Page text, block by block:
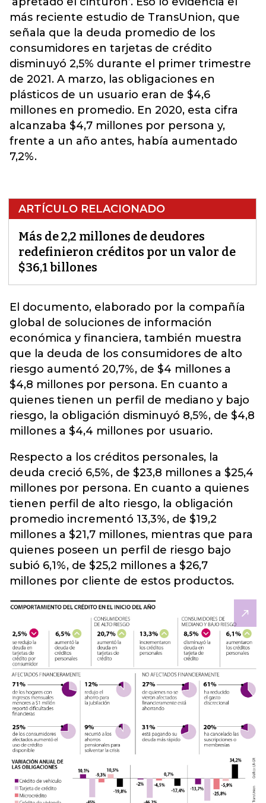
más reciente estudio de TransUnion, que
señala que la deuda promedio de los
consumidores en tarjetas de crédito
disminuyó 2,5% durante el primer trimestre
de 2021. A marzo, las obligaciones en
plásticos de un usuario eran de $4,6
millones en promedio. En 2020, esta cifra
alcanzaba $4,7 millones por persona y,
frente a un año antes, había aumentado
7,2%.
ARTÍCULO RELACIONADO
Más de 2,2 millones de deudores
redefinieron créditos por un valor de
$36,1 billones
El documento, elaborado por la compañía
global de soluciones de información
económica y financiera, también muestra
que la deuda de los consumidores de alto
riesgo aumentó 20,7%, de $4 millones a
$4,8 millones por persona. En cuanto a
quienes tienen un perfil de mediano y bajo
riesgo, la obligación disminuyó 8,5%, de $4,8
millones a $4,4 millones por usuario.
Respecto a los créditos personales, la
deuda creció 6,5%, de $23,8 millones a $25,4
millones por persona. En cuanto a quienes
tienen perfil de alto riesgo, la obligación
promedio incrementó 13,3%, de $19,2
millones a $21,7 millones, mientras que para
quienes poseen un perfil de riesgo bajo
subió 6,1%, de $25,2 millones a $26,7
millones por cliente de estos productos.